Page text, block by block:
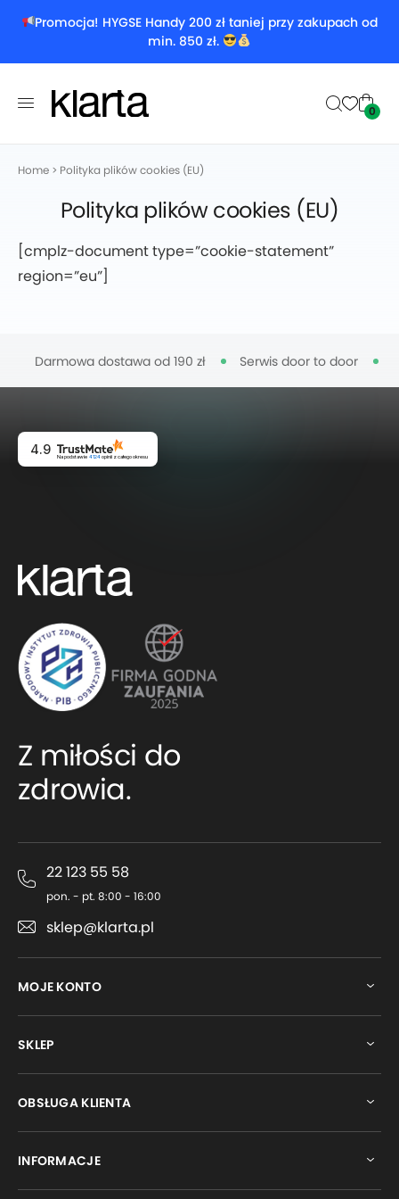
Promocja! HYGSE Handy 200 zł taniej przy zakupach od
min. 850 zł.
0
Home > Polityka plików cookies (EU)
Polityka plików cookies (EU)
[cmplz-document type=”cookie-statement”
region=”eu”]
Darmowa dostawa od 190 zł Serwis door to door
4.9
Na podstawie 4124opinii z całego okresu
Z miłości do
zdrowia.
22 123 55 58
pon. - pt. 8:00 - 16:00
sklep@klarta.pl
MOJE KONTO
SKLEP
OBSŁUGA KLIENTA
INFORMACJE